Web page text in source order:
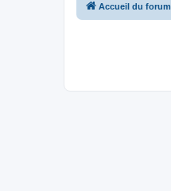
Accueil du forum